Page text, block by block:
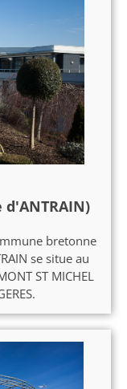
d'ANTRAIN)
bretonne
se situe au
ST MICHEL